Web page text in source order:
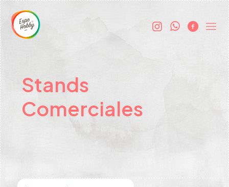
Stands
Comerciales